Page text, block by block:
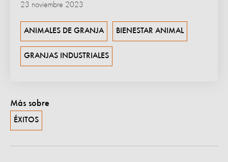
23 noviembre 2023
ANIMALES DE GRANJA BIENESTAR ANIMAL
GRANJAS INDUSTRIALES
Más sobre
ÉXITOS